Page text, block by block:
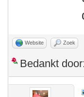
Website Zoek
Bedankt door: